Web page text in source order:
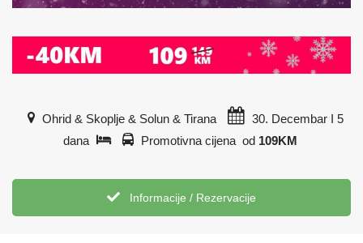
Ohrid & Skoplje & Solun & Tirana
30. Decembar I 5
dana
Promotivna cijena od 109KM
Informacije / Rezervacije